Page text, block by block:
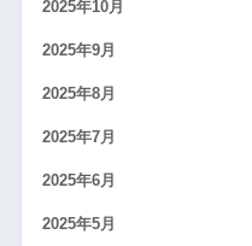
2025年10月
2025年9月
2025年8月
2025年7月
2025年6月
2025年5月